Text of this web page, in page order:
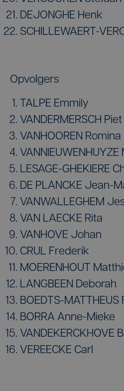
DEJONGHE Henk
SCHILLEWAERT-
Opvolgers
TALPE Emmily
VANDERMERSCH Piet
VANHOOREN Romina
VANNIEUWENHUYZE
LESAGE-GHEKIERE
DE PLANCKE Jean-
VANWALLEGHEM
VAN LAECKE Rita
VANHOVE Johan
CRUL Frederik
MOERENHOUT
LANGBEEN Deborah
BOEDTS-MATTHEUS
BORRA Anne-Mieke
VANDEKERCKHOVE
VEREECKE Carl